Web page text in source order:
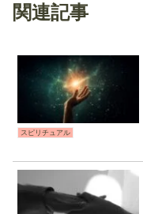
関連記事
スピリチュアル